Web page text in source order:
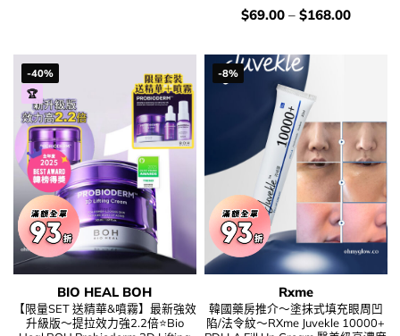
價
錢：
$69.00– $168.00
-40%
🏆
BIO HEAL BOH
【限量SET 送精華&噴霧】最新強效
升級版～提拉效力強2.2倍⭐Bio
-8%
Rxme
韓國藥房推介～塗抹式填充眼周凹
陷/法令紋～RXme Juvekle 10000+